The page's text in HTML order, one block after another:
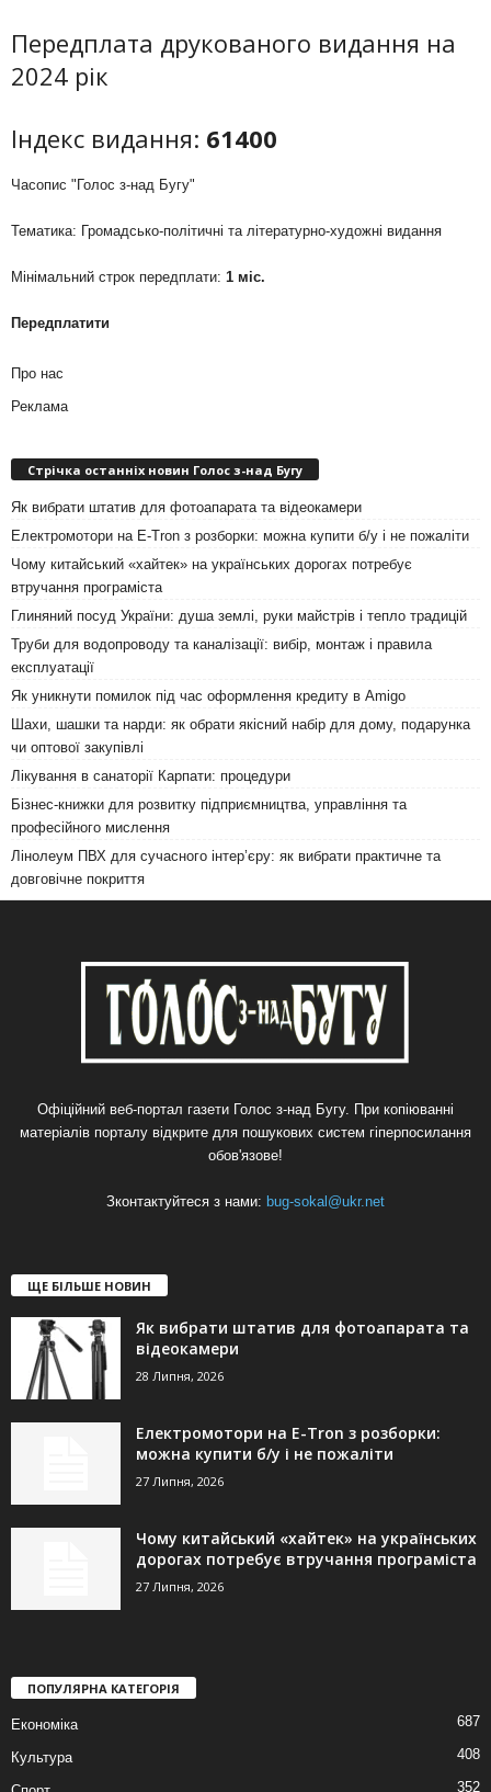
Передплата друкованого видання на
2024 рік
Індекс видання: 61400
Часопис "Голос з-над Бугу"
Тематика: Громадсько-політичні та літературно-художні видання
Мінімальний строк передплати: 1 міс.
Передплатити
Про нас
Реклама
Стрічка останніх новин Голос з-над Бугу
Як вибрати штатив для фотоапарата та відеокамери
Електромотори на E-Tron з розборки: можна купити б/у і не пожаліти
Чому китайський «хайтек» на українських дорогах потребує
втручання програміста
Глиняний посуд України: душа землі, руки майстрів і тепло традицій
Труби для водопроводу та каналізації: вибір, монтаж і правила
експлуатації
Як уникнути помилок під час оформлення кредиту в Amigo
Шахи, шашки та нарди: як обрати якісний набір для дому, подарунка
чи оптової закупівлі
Лікування в санаторії Карпати: процедури
Бізнес-книжки для розвитку підприємництва, управління та
професійного мислення
Лінолеум ПВХ для сучасного інтер’єру: як вибрати практичне та
довговічне покриття
Офіційний веб-портал газети Голос з-над Бугу. При копіюванні
матеріалів порталу відкрите для пошукових систем гіперпосилання
обов'язове!
Зконтактуйтеся з нами: bug-sokal@ukr.net
ЩЕ БІЛЬШЕ НОВИН
Як вибрати штатив для фотоапарата та
відеокамери
28 Липня, 2026
Електромотори на E-Tron з розборки:
можна купити б/у і не пожаліти
27 Липня, 2026
Чому китайський «хайтек» на українських
дорогах потребує втручання програміста
27 Липня, 2026
ПОПУЛЯРНА КАТЕГОРІЯ
Економіка 687
Культура 408
352